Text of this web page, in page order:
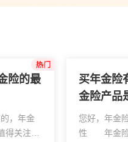
险的最
，年金
关注的
买年金险
金险产品
您好，年金
性 年金险